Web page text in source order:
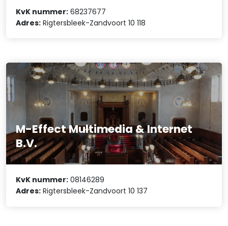
KvK nummer: 68237677
Adres: Rigtersbleek-Zandvoort 10 118
M-Effect Multimedia & Internet
B.V.
KvK nummer: 08146289
Adres: Rigtersbleek-Zandvoort 10 137